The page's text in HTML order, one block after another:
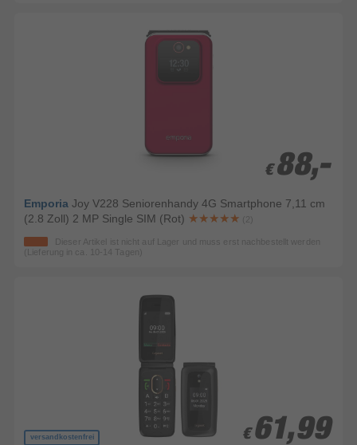
€ 88,-
€ 88,-
Emporia Joy V228 Seniorenhandy 4G Smartphone 7,11 cm
(2.8 Zoll) 2 MP Single SIM (Rot)
(2)
Dieser Artikel ist nicht auf Lager und muss erst nachbestellt werden
(Lieferung in ca. 10-14 Tagen)
versandkostenfrei € 61,99
€ 61,99